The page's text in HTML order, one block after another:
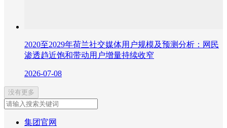
2020至2029年荷兰社交媒体用户规模及预测分析：网民
渗透趋近饱和带动用户增量持续收窄
2026-07-08
没有更多
集团官网